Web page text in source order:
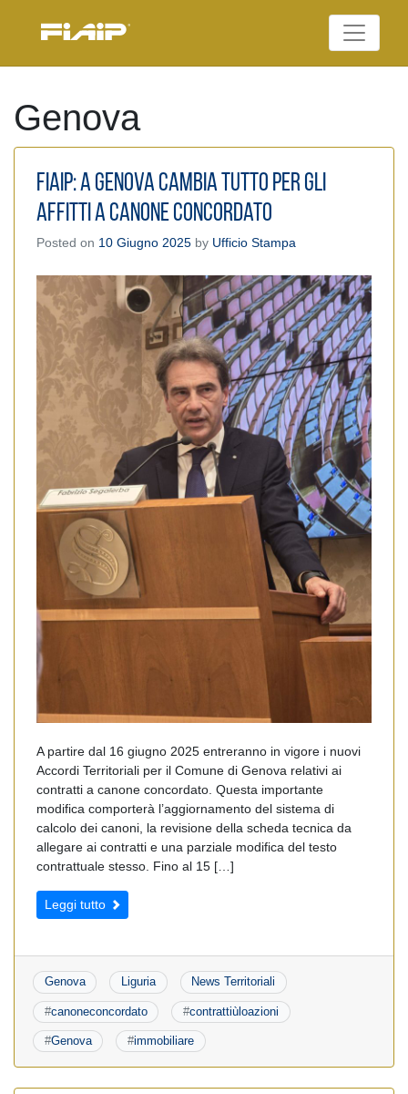
Federazione Italiana
Genova
FIAIP: A Genova cambia tutto per gli
affitti a canone concordato
Posted on 10 Giugno 2025 by Ufficio Stampa
A partire dal 16 giugno 2025 entreranno in vigore i nuovi
Accordi Territoriali per il Comune di Genova relativi ai
contratti a canone concordato. Questa importante
modifica comporterà l’aggiornamento del sistema di
calcolo dei canoni, la revisione della scheda tecnica da
allegare ai contratti e una parziale modifica del testo
contrattuale stesso. Fino al 15 […]
Leggi tutto
Genova Liguria News Territoriali
#canoneconcordato #contrattiùloazioni
#Genova #immobiliare